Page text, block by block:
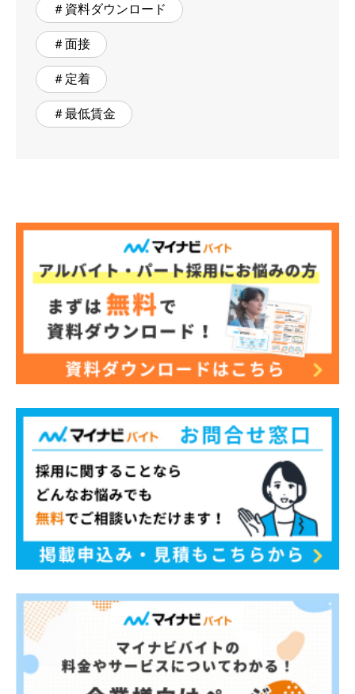
＃資料ダウンロード
＃面接
＃定着
＃最低賃金